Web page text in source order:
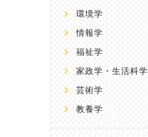
環境学
情報学
福祉学
家政学・生活科学
芸術学
教養学